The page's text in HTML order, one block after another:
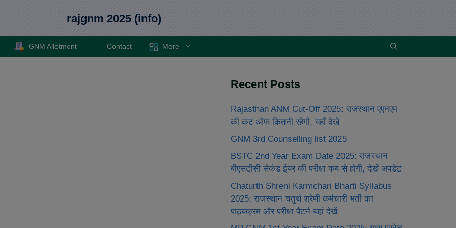
rajgnm 2025 (info)
GNM Allotment Contact More
Recent Posts
Rajasthan ANM Cut-Off 2025: राजस्थान एएनएम
की कट ऑफ कितनी रहेगी, यहाँ देखे
GNM 3rd Counselling list 2025
BSTC 2nd Year Exam Date 2025: राजस्थान
बीएसटीसी सेकंड ईयर की परीक्षा कब से होगी, देखें अपडेट
Chaturth Shreni Karmchari Bharti Syllabus
2025: राजस्थान चतुर्थ श्रेणी कर्मचारी भर्ती का
पाठ्यक्रम और परीक्षा पैटर्न यहां देखें